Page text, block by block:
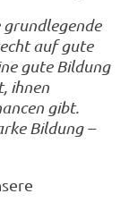
grundlegende
auf gute
gute Bildung
ihnen
gibt.
Bildung –